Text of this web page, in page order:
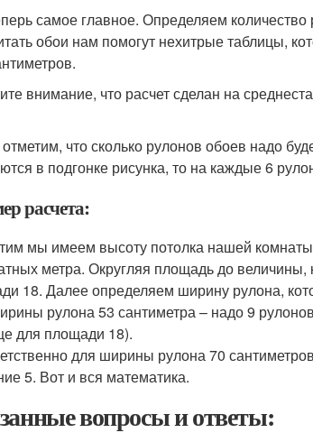
самое главное. Определяем
обои нам помогут нехитрые таблицы,
внимание, что расчет сделан на
что сколько рулонов обоев надо
в подгонке рисунка, то на каждые 6
расчета:
мы имеем высоту потолка нашей
метра. Округляя площадь до
18. Далее определяем ширину рулона,
рулона 53 сантиметра – надо 9
для площади 18).
для ширины рулона 70
5. Вот и вся математика.
вопросы и ответы: